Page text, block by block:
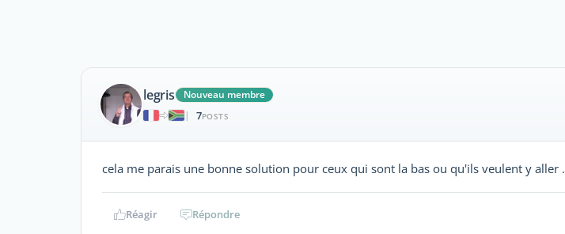
legris
Nouveau membre
|
7POSTS
cela me parais une bonne solution pour ceux qui sont la bas ou qu'ils veulent y aller .
Réagir Répondre